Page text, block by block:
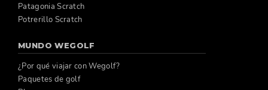
Patagonia Scratch
Potrerillo Scratch
MUNDO WEGOLF
¿Por qué viajar con Wegolf?
Paquetes de golf